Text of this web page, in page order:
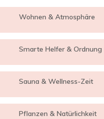
Wohnen & Atmosphäre
Smarte Helfer & Ordnung
Sauna & Wellness-Zeit
Pflanzen & Natürlichkeit